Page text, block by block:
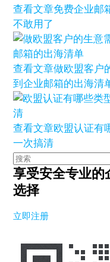
查看文章免费企业邮
不敢用了
查看文章做欧盟客户
到企业邮箱的出海清
查看文章欧盟认证有
一次搞清
享受安全专业的
选择
立即注册